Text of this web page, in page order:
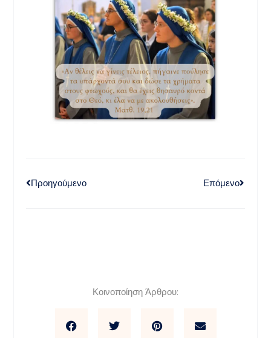
Προηγούμενο Επόμενο
Κοινοποίηση Άρθρου: